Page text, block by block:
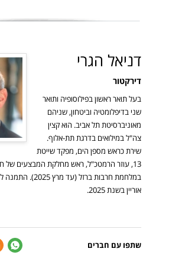
דניאל הגרי
דירקטור
בעל תואר ראשון בפילוסופיה ותואר
שני בדיפלומטיה וביטחון, שניהם
מאוניברסיטת תל אביב. הוא קצין
צה"ל במילואים בדרגת תת-אלוף.
שירת כראש מספן הים, מפקד שייטת
13, עוזר הרמטכ"ל, ראש מחלקת המבצעים של
במלחמת חרבות ברזל
אוריין בשנת 2025.
שתפו עם חברים